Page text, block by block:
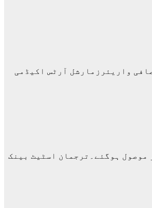
واریئرزمارشل آرٹس اکیڈمی
بینک آف پاکستان (ایس بی پی) کو انٹرنیشنل مانیٹری فنڈ (آئی ایم ایف) سے تقریباً 1.1 ارب ڈالر موصول ہوگئے۔ترجمان اسٹیٹ بینک